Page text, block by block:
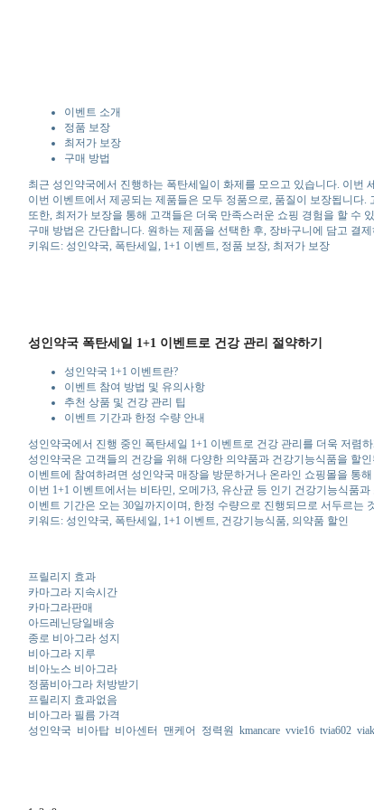
이벤트 소개
정품 보장
최저가 보장
구매 방법
최근 성인약국에서 진행하는 폭탄세일이 화제를 모으고 있습니다. 이번
이번 이벤트에서 제공되는 제품들은 모두 정품으로, 품질이 보장됩니다
또한, 최저가 보장을 통해 고객들은 더욱 만족스러운 쇼핑 경험을 할 수
구매 방법은 간단합니다. 원하는 제품을 선택한 후, 장바구니에 담고 결
키워드: 성인약국, 폭탄세일, 1+1 이벤트, 정품 보장, 최저가 보장
성인약국 폭탄세일 1+1 이벤트로 건강 관리 절약하기
성인약국 1+1 이벤트란?
이벤트 참여 방법 및 유의사항
추천 상품 및 건강 관리 팁
이벤트 기간과 한정 수량 안내
성인약국에서 진행 중인 폭탄세일 1+1 이벤트로 건강 관리를 더욱 저렴
성인약국은 고객들의 건강을 위해 다양한 의약품과 건강기능식품을 할
이벤트에 참여하려면 성인약국 매장을 방문하거나 온라인 쇼핑몰을 통
이번 1+1 이벤트에서는 비타민, 오메가3, 유산균 등 인기 건강기능식품
이벤트 기간은 오는 30일까지이며, 한정 수량으로 진행되므로 서두르는
키워드: 성인약국, 폭탄세일, 1+1 이벤트, 건강기능식품, 의약품 할인
프릴리지 효과
카마그라 지속시간
카마그라판매
아드레닌당일배송
종로 비아그라 성지
비아그라 지루
비아노스 비아그라
정품비아그라 처방받기
프릴리지 효과없음
비아그라 필름 가격
성인약국 비아탑 비아센터 맨케어 정력원 kmancare vvie16 tvia602